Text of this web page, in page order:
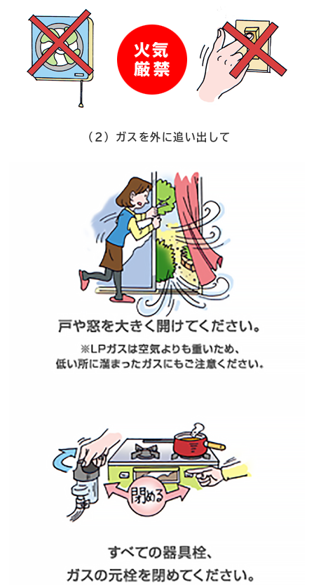
（2）ガスを外に追い出して